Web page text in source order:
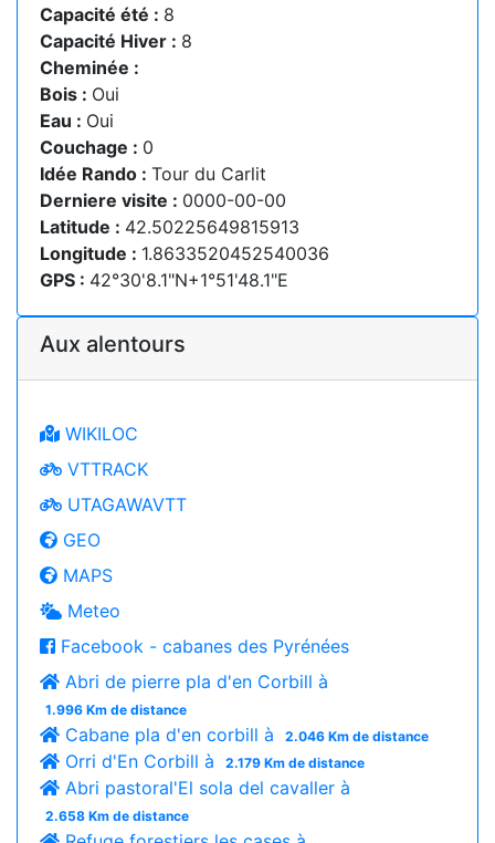
Capacité été : 8
Capacité Hiver : 8
Cheminée :
Bois : Oui
Eau : Oui
Couchage : 0
Idée Rando : Tour du Carlit
Derniere visite : 0000-00-00
Latitude : 42.50225649815913
Longitude : 1.8633520452540036
GPS : 42°30'8.1"N+1°51'48.1"E
Aux alentours
WIKILOC
VTTRACK
UTAGAWAVTT
GEO
MAPS
Meteo
Facebook - cabanes des Pyrénées
Abri de pierre pla d'en Corbill à
1.996 Km de distance
Cabane pla d'en corbill à 2.046 Km de distance
Orri d'En Corbill à 2.179 Km de distance
Abri pastoral'El sola del cavaller à
2.658 Km de distance